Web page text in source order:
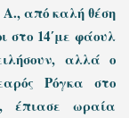
από καλή θέση
στο 14΄με φάουλ
αλλά ο
Ρόγκα στο
έπιασε ωραία